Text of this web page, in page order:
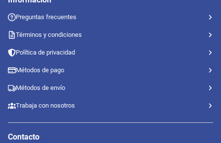
Preguntas frecuentes
Términos y condiciones
Política de privacidad
Métodos de pago
Métodos de envío
Trabaja con nosotros
Contacto